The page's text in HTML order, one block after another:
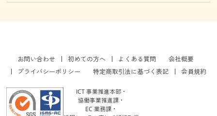
お問い合わせ 初めての方へ よくある質問
会社概要
プライバシーポリシー
特定商取引法に基づく表記 会員規約
ICT 事業推進本部・
協働事業推進課・
EC 業務課・